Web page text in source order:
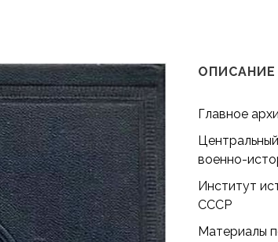
портал/1953 П.А. Румянцев. Документы. Том 2 (1768–1775)
ОПИСАНИЕ
Главное
военно-
Институт
СССР
Материалы